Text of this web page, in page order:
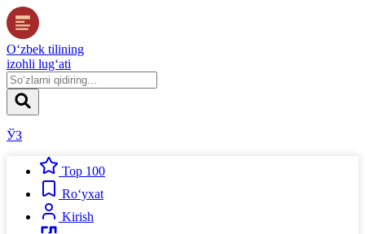
O‘zbek tilining
izohli lug‘ati
ЎЗ
Top 100
Ro‘yxat
Kirish